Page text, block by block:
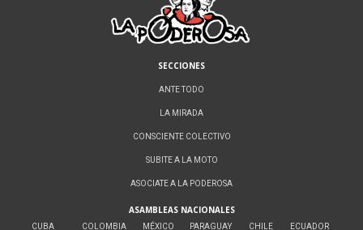
SECCIONES
ANTE TODO
LA MIRADA
CONSCIENTE COLECTIVO
SUBITE A LA MOTO
ASOCIATE A LA PODEROSA
ASAMBLEAS NACIONALES
CUBA
COLOMBIA
MÉXICO
PARAGUAY
CHILE
ECUADOR